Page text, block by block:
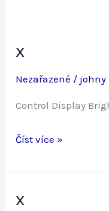
x
Nezařazené / johny
Control Display
x
Číst více »
x